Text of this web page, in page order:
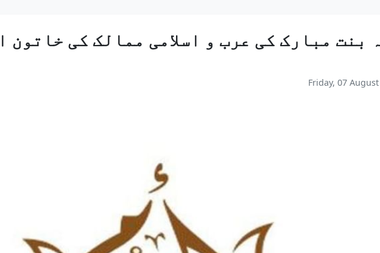
بنت مبارک کی عرب و اسلامی ممالک کی خاتون
Friday, 07